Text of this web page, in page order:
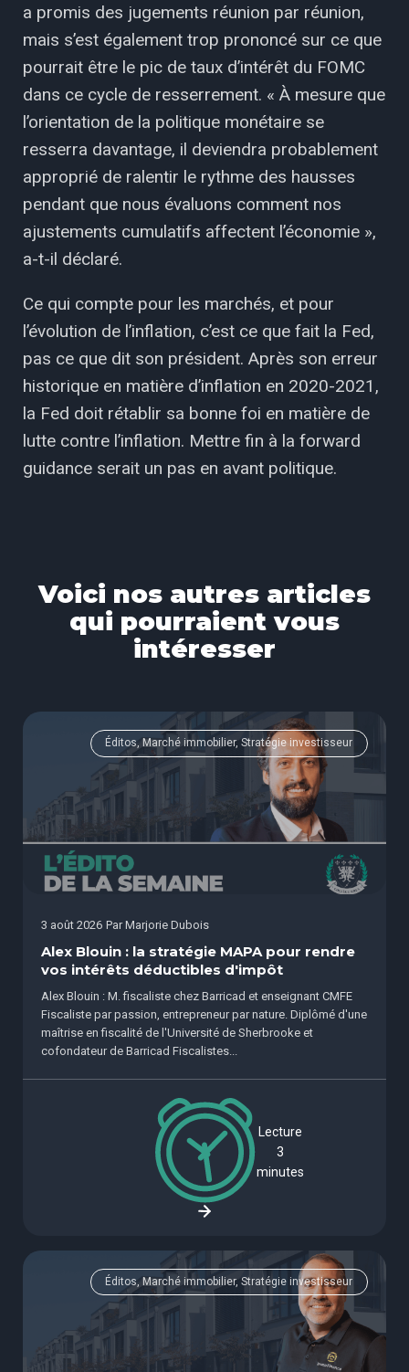
a promis des jugements réunion par réunion,
mais s’est également trop prononcé sur ce que
pourrait être le pic de taux d’intérêt du FOMC
dans ce cycle de resserrement. « À mesure que
l’orientation de la politique monétaire se
resserra davantage, il deviendra probablement
approprié de ralentir le rythme des hausses
pendant que nous évaluons comment nos
ajustements cumulatifs affectent l’économie »,
a-t-il déclaré.
Ce qui compte pour les marchés, et pour
l’évolution de l’inflation, c’est ce que fait la Fed,
pas ce que dit son président. Après son erreur
historique en matière d’inflation en 2020-2021,
la Fed doit rétablir sa bonne foi en matière de
lutte contre l’inflation. Mettre fin à la forward
guidance serait un pas en avant politique.
Voici nos autres articles
qui pourraient vous
intéresser
Éditos, Marché immobilier, Stratégie investisseur
3 août 2026 Par Marjorie Dubois
Alex Blouin : la stratégie MAPA pour rendre
vos intérêts déductibles d'impôt
Alex Blouin : M. fiscaliste chez Barricad et enseignant CMFE
Fiscaliste par passion, entrepreneur par nature. Diplômé d'une
maîtrise en fiscalité de l'Université de Sherbrooke et
cofondateur de Barricad Fiscalistes...
Lecture
3
minutes
Éditos, Marché immobilier, Stratégie investisseur